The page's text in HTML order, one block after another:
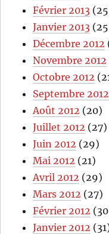
Février 2013
Janvier 2013
Décembre 2012
Novembre 2012
Octobre 2012
Septembre 2012
Août 2012 (20)
Juillet 2012 (27)
Juin 2012 (29)
Mai 2012 (21)
Avril 2012 (29)
Mars 2012 (27)
Février 2012
Janvier 2012